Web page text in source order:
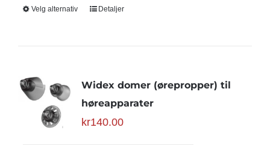
Velg alternativ Detaljer
Widex domer (ørepropper) til
høreapparater
kr140.00